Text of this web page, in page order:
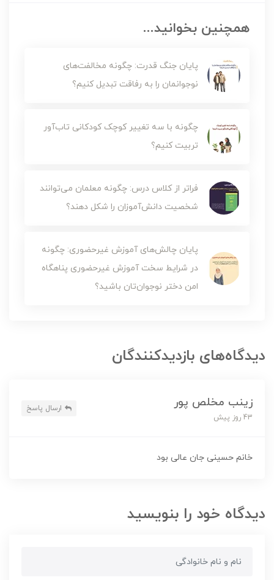
همچنین بخوانید...
پایان جنگ قدرت: چگونه مخالفت‌های
نوجوانمان را به رفاقت تبدیل کنیم؟
چگونه با سه تغییر کوچک کودکانی تاب‌آور
تربیت کنیم؟
فراتر از کلاس درس: چگونه معلمان می‌توانند
شخصیت دانش‌آموزان را شکل دهند؟
پایان چالش‌های آموزش‌ غیرحضوری: چگونه
در شرایط سخت آموزش غیرحضوری پناهگاه
امن دختر نوجوان‌تان باشید؟
دیدگاه‌های بازدیدکنندگان
زینب مخلص پور
43 روز پیش
ارسال پاسخ
خانم حسینی جان عالی بود
دیدگاه خود را بنویسید